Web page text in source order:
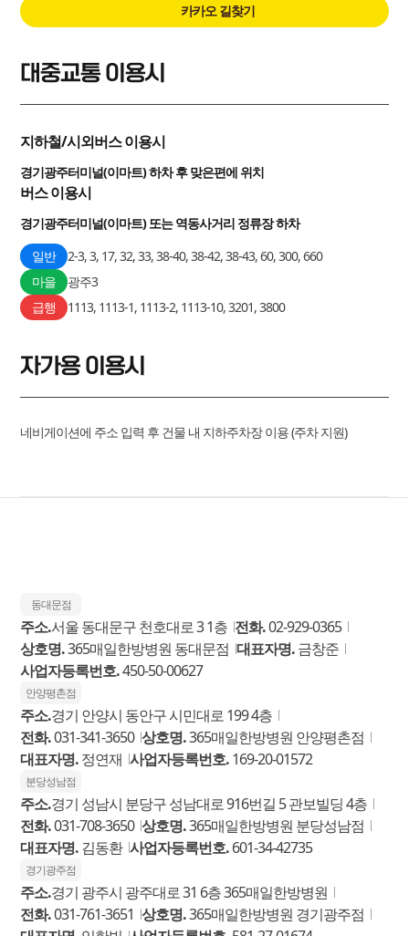
카카오 길찾기
대중교통 이용시
지하철/시외버스 이용시
경기광주터미널(이마트) 하차 후 맞은편에 위치
버스 이용시
경기광주터미널(이마트) 또는 역동사거리 정류장 하차
일반
2-3, 3, 17, 32, 33, 38-40, 38-42, 38-43, 60, 300, 660
마을
광주3
급행
1113, 1113-1, 1113-2, 1113-10, 3201, 3800
자가용 이용시
네비게이션에 주소 입력 후 건물 내 지하주차장 이용 (주차 지원)
동대문점
주소.서울 동대문구 천호대로 3 1층 전화.02-929-0365
상호명.365매일한방병원 동대문점 대표자명.금창준
사업자등록번호.450-50-00627
안양평촌점
주소.경기 안양시 동안구 시민대로 199 4층
전화.031-341-3650 상호명.365매일한방병원 안양평촌점
대표자명.정연재 사업자등록번호.169-20-01572
분당성남점
주소.경기 성남시 분당구 성남대로 916번길 5 관보빌딩 4층
전화.031-708-3650 상호명.365매일한방병원 분당성남점
대표자명.김동환 사업자등록번호.601-34-42735
경기광주점
주소.경기 광주시 광주대로 31 6층 365매일한방병원
전화.031-761-3651 상호명.365매일한방병원 경기광주점